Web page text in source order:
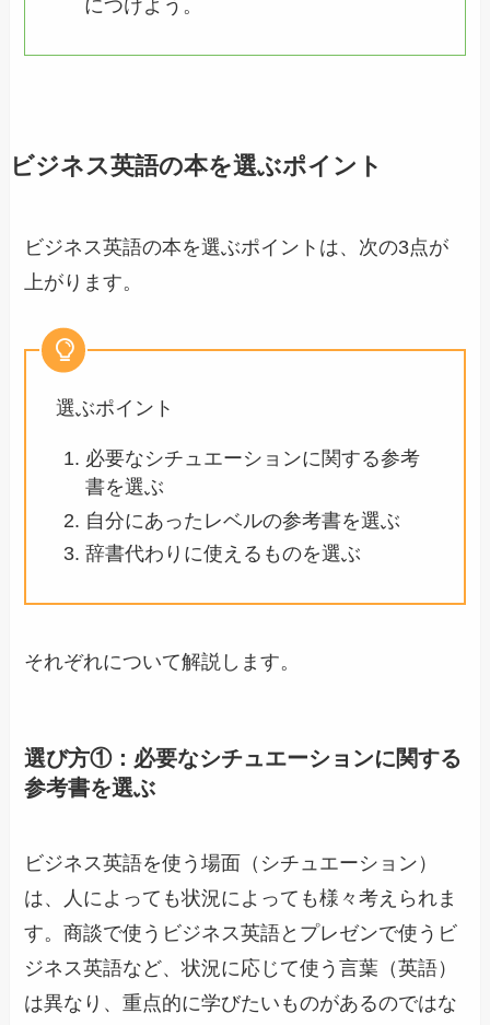
につけよう。
ビジネス英語の本を選ぶポイント
ビジネス英語の本を選ぶポイントは、次の3点が
上がります。
選ぶポイント
必要なシチュエーションに関する参考
書を選ぶ
自分にあったレベルの参考書を選ぶ
辞書代わりに使えるものを選ぶ
それぞれについて解説します。
選び方①：必要なシチュエーションに関する
参考書を選ぶ
ビジネス英語を使う場面（シチュエーション）
は、人によっても状況によっても様々考えられま
す。商談で使うビジネス英語とプレゼンで使うビ
ジネス英語など、状況に応じて使う言葉（英語）
は異なり、重点的に学びたいものがあるのではな